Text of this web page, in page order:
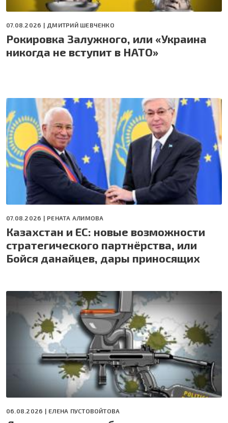
07.08.2026 | ДМИТРИЙ ШЕВЧЕНКО
Рокировка Залужного, или «Украина
никогда не вступит в НАТО»
07.08.2026 | РЕНАТА АЛИМОВА
Казахстан и ЕС: новые возможности
стратегического партнёрства, или
Бойся данайцев, дары приносящих
06.08.2026 | ЕЛЕНА ПУСТОВОЙТОВА